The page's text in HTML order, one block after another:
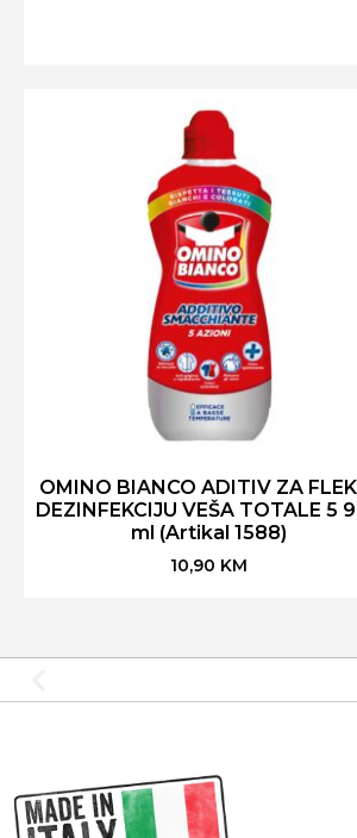
OMINO BIANCO ADITIV ZA
DEZINFEKCIJU VEŠA TOTALE 5
ml (Artikal 1588)
10,90 KM